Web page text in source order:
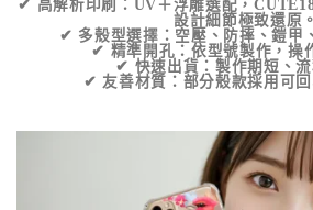
✔ 高解析印刷 ：UV＋浮雕選配，
設計細節極致還原。
✔ 多殼型選擇 ：空壓、防摔、鎧甲
✔ 精準開孔 ：依型號製作，操
✔ 快速出貨 ：製作期短、
✔ 友善材質 ：部分殼款採用可